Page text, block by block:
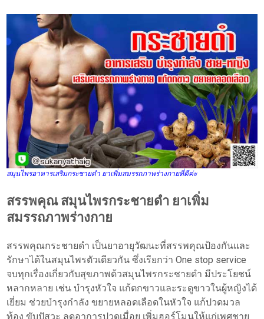
สมุนไพรอาหารเสริมกระชายดำ ยาเพิ่มสมรรถภาพร่างกายที่ดีค่ะ
สรรพคุณ สมุนไพรกระชายดำ ยาเพิ่ม
สมรรถภาพร่างกาย
สรรพคุณกระชายดำ เป็นยาอายุวัฒนะที่สรรพคุณป้องกันและ
รักษาได้ในสมุนไพรตัวเดียวกัน ซึ่งเรียกว่า One stop service
จบทุกเรื่องเกี่ยวกับสุขภาพด้วสมุนไพรกระชายดำ มีประโยชน์
หลากหลาย เช่น บำรุงหัวใจ แก้ตกขาวและระดูขาวในผู้หญิงได้
เยี่ยม ช่วยบำรุงกำลัง ขยายหลอดเลือดในหัวใจ แก้ปวดมวล
ท้อง ขับปัสวะ ลดอาการปวดเมื่อย เพิ่มฮอร์โมนให้แก่เพศชาย